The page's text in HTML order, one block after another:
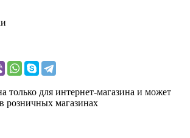
только для интернет-магазина и может
розничных магазинах